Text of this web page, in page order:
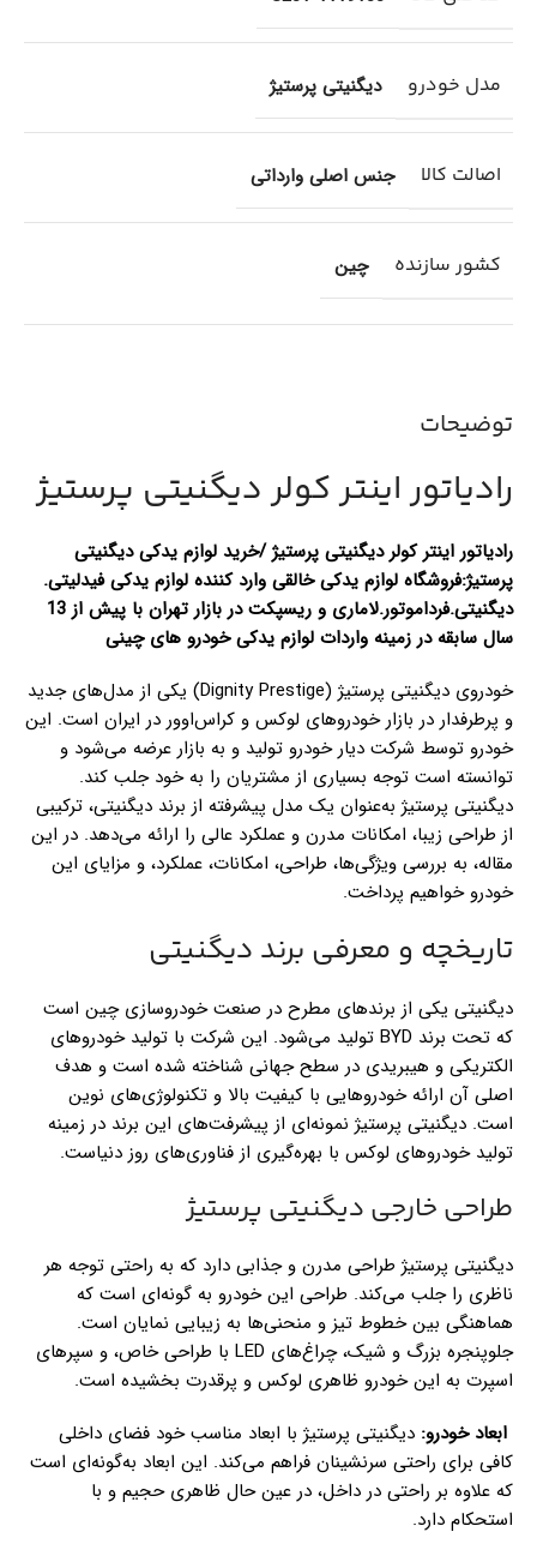
توضیحات
رادیاتور اینتر کولر دیگنیتی پرستیژ
رادیاتور اینتر کولر دیگنیتی پرستیژ /خرید لوازم یدکی دیگنیتی
پرستیژ:فروشگاه لوازم یدکی خالقی وارد کننده لوازم یدکی فیدلیتی.
دیگنیتی.فرداموتور.لاماری و ریسپکت در بازار تهران با پیش از 13
سال سابقه در زمینه واردات لوازم یدکی خودرو های چینی
خودروی دیگنیتی پرستیژ (Dignity Prestige) یکی از مدل‌های جدید
و پرطرفدار در بازار خودروهای لوکس و کراس‌اوور در ایران است. این
خودرو توسط شرکت دیار خودرو تولید و به بازار عرضه می‌شود و
توانسته است توجه بسیاری از مشتریان را به خود جلب کند.
دیگنیتی پرستیژ به‌عنوان یک مدل پیشرفته از برند دیگنیتی، ترکیبی
از طراحی زیبا، امکانات مدرن و عملکرد عالی را ارائه می‌دهد. در این
مقاله، به بررسی ویژگی‌ها، طراحی، امکانات، عملکرد، و مزایای این
خودرو خواهیم پرداخت.
تاریخچه و معرفی برند دیگنیتی
دیگنیتی یکی از برندهای مطرح در صنعت خودروسازی چین است
که تحت برند BYD تولید می‌شود. این شرکت با تولید خودروهای
الکتریکی و هیبریدی در سطح جهانی شناخته شده است و هدف
اصلی آن ارائه خودروهایی با کیفیت بالا و تکنولوژی‌های نوین
است. دیگنیتی پرستیژ نمونه‌ای از پیشرفت‌های این برند در زمینه
تولید خودروهای لوکس با بهره‌گیری از فناوری‌های روز دنیاست.
طراحی خارجی دیگنیتی پرستیژ
دیگنیتی پرستیژ طراحی مدرن و جذابی دارد که به راحتی توجه هر
ناظری را جلب می‌کند. طراحی این خودرو به گونه‌ای است که
هماهنگی بین خطوط تیز و منحنی‌ها به زیبایی نمایان است.
جلوپنجره بزرگ و شیک، چراغ‌های LED با طراحی خاص، و سپرهای
اسپرت به این خودرو ظاهری لوکس و پرقدرت بخشیده است.
ابعاد خودرو: دیگنیتی پرستیژ با ابعاد مناسب خود فضای داخلی
کافی برای راحتی سرنشینان فراهم می‌کند. این ابعاد به‌گونه‌ای است
که علاوه بر راحتی در داخل، در عین حال ظاهری حجیم و با
استحکام دارد.
مدل خودرو دیگنیتی پرستیژ
اصالت کالا جنس اصلی وارداتی
کشور سازنده چین